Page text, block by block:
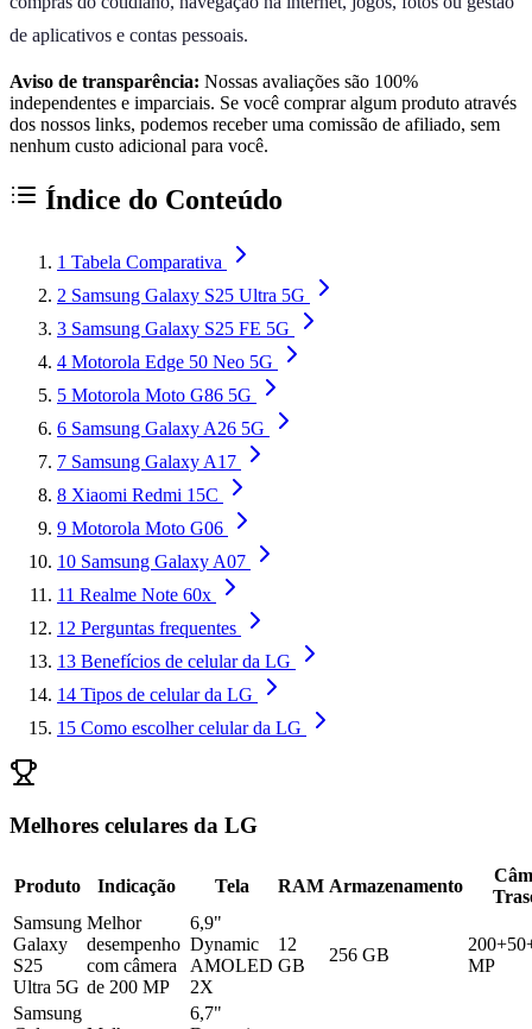
de aplicativos e contas pessoais.
Aviso de transparência: Nossas avaliações são 100%
independentes e imparciais. Se você comprar algum produto através
dos nossos links, podemos receber uma comissão de afiliado, sem
nenhum custo adicional para você.
Índice do Conteúdo
1 Tabela Comparativa
2 Samsung Galaxy S25 Ultra 5G
3 Samsung Galaxy S25 FE 5G
4 Motorola Edge 50 Neo 5G
5 Motorola Moto G86 5G
6 Samsung Galaxy A26 5G
7 Samsung Galaxy A17
8 Xiaomi Redmi 15C
9 Motorola Moto G06
10 Samsung Galaxy A07
11 Realme Note 60x
12 Perguntas frequentes
13 Benefícios de celular da LG
14 Tipos de celular da LG
15 Como escolher celular da LG
Melhores celulares da LG
Produto Indicação Tela RAM Armazenamento
Samsung
Galaxy
S25
Ultra 5G
Melhor
desempenho
com câmera
de 200 MP
6,9"
Dynamic
AMOLED
2X
12
GB
256 GB
MP
Samsung
6,7"